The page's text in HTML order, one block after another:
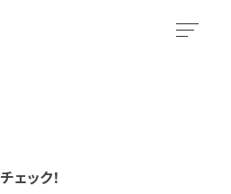
チェック！